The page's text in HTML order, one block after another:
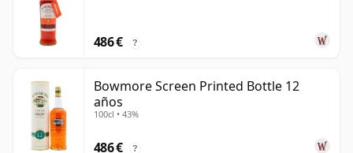
486 € ?
Bowmore Screen Printed Bottle 12
años
100cl • 43%
486 € ?